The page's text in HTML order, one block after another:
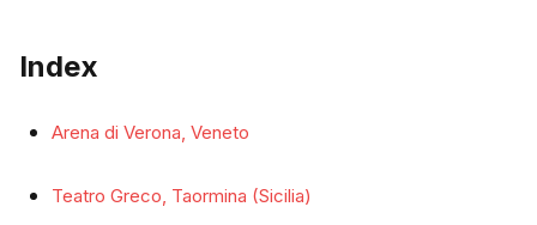
Index
Arena di Verona, Veneto
Teatro Greco, Taormina (Sicilia)